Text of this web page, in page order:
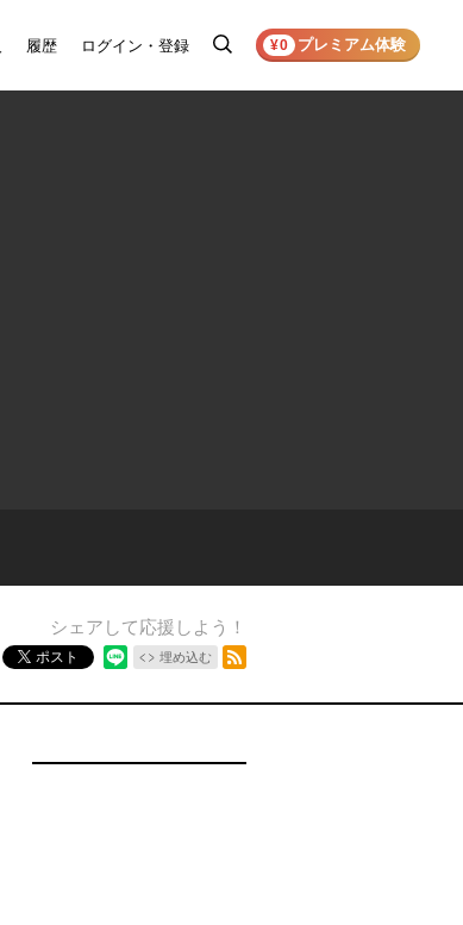
履歴 ログイン・登録
検
¥0 プレミアム体験
シェアして応援しよう！
ポスト 埋め込む